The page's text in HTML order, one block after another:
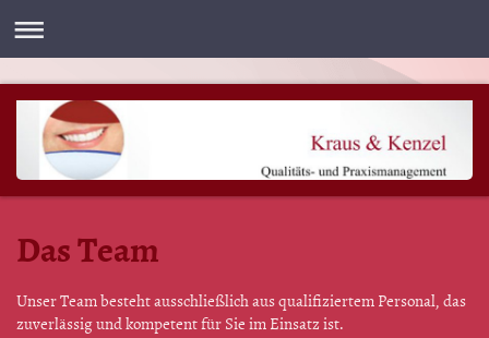
Das Team
Unser Team besteht ausschließlich aus qualifiziertem Personal, das
zuverlässig und kompetent für Sie im Einsatz ist.